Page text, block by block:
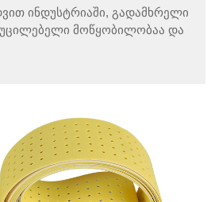
ინდუსტრიაში, გადამხრელი
მოწყობილობაა და
პროგრესი და ბაზრის
ზოლები, როგორც...